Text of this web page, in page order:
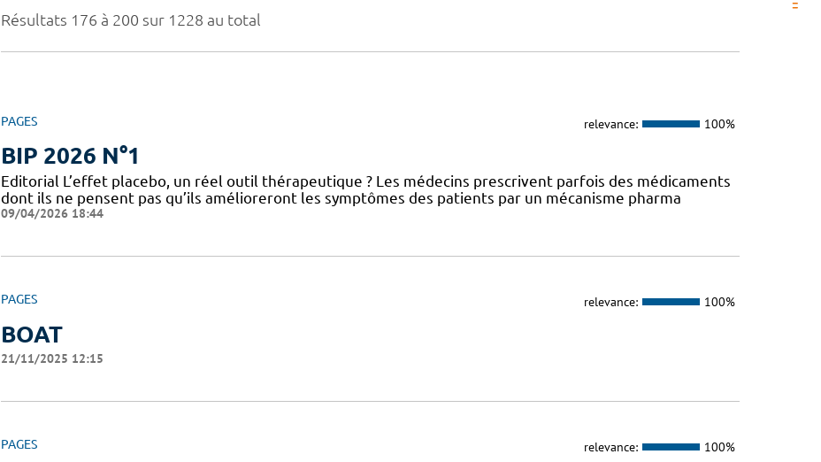
Résultats 176 à 200 sur 1228 au total
PAGES relevance: 100%
BIP 2026 N°1
Editorial L’effet placebo, un réel outil thérapeutique ? Les médecins prescrivent parfois des médicaments
dont ils ne pensent pas qu’ils amélioreront les symptômes des patients par un mécanisme pharma
09/04/2026 18:44
PAGES relevance: 100%
BOAT
21/11/2025 12:15
PAGES relevance: 100%